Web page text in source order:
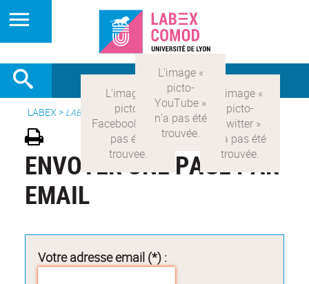
LABEX > LABEX COMOD
ENVOYER UNE PAGE PAR
EMAIL
Votre adresse email (*) :